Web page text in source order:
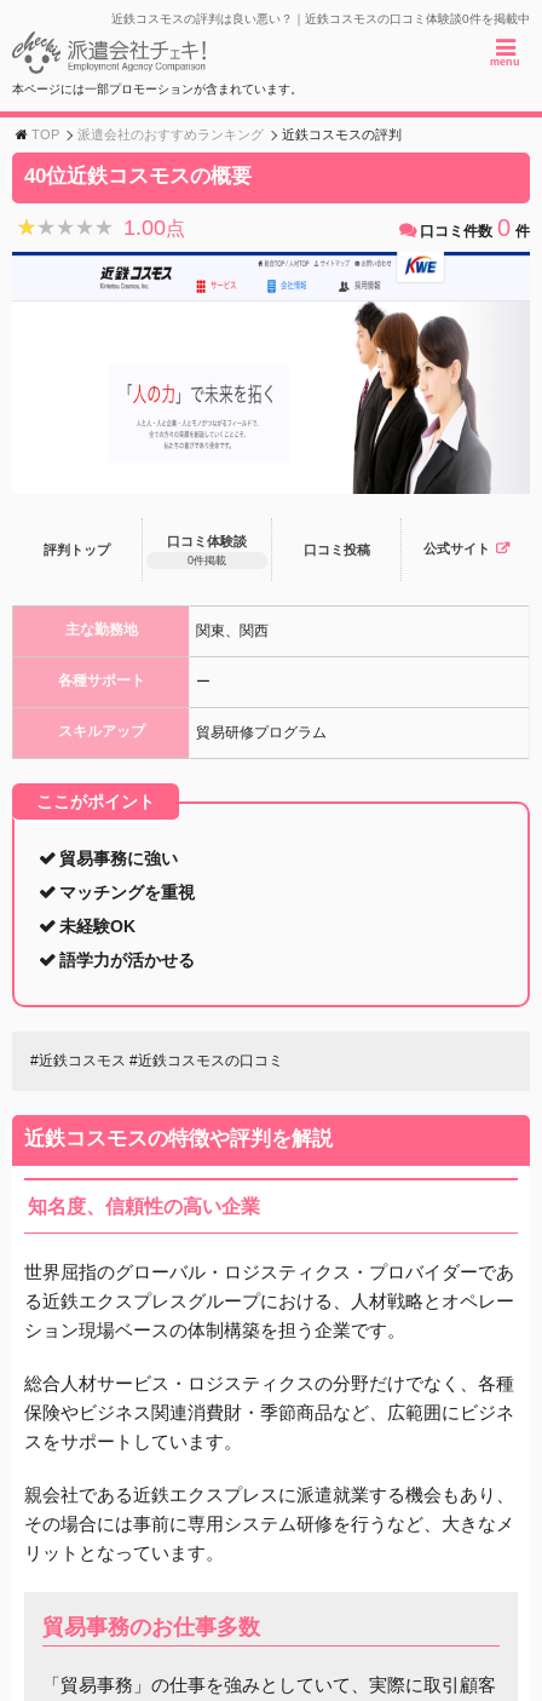
近鉄コスモスの評判は良い悪い？｜近鉄コスモスの口コミ体験談0件を掲載中
menu
本ページには一部プロモーションが含まれています。
TOP 派遣会社のおすすめランキング 近鉄コスモスの評判
40位近鉄コスモスの概要
★★★★★
★★★★★ 1.00点 口コミ件数 0 件
評判トップ
口コミ体験談
0件掲載
口コミ 投稿 公式サイト
主な勤務地 関東、関西
各種サポート ー
スキルアップ 貿易研修プログラム
ここがポイント
貿易事務に強い
マッチングを重視
未経験OK
語学力が活かせる
#近鉄コスモス #近鉄コスモスの口コミ
近鉄コスモスの特徴や評判を解説
知名度、信頼性の高い企業
世界屈指のグローバル・ロジスティクス・プロバイダーであ
る近鉄エクスプレスグループにおける、人材戦略とオペレー
ション現場ベースの体制構築を担う企業です。
総合人材サービス・ロジスティクスの分野だけでなく、各種
保険やビジネス関連消費財・季節商品など、広範囲にビジネ
スをサポートしています。
親会社である近鉄エクスプレスに派遣就業する機会もあり、
その場合には事前に専用システム研修を行うなど、大きなメ
リットとなっています。
貿易事務のお仕事多数
「貿易事務」の仕事を強みとしていて、実際に取引顧客